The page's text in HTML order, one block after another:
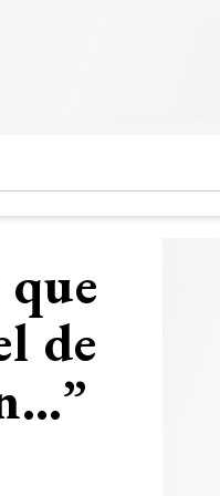
de